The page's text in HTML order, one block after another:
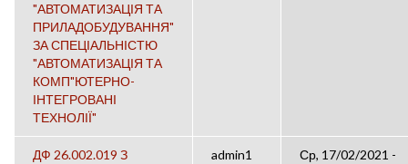
"АВТОМАТИЗАЦІЯ ТА
ПРИЛАДОБУДУВАННЯ"
ЗА СПЕЦІАЛЬНІСТЮ
"АВТОМАТИЗАЦІЯ ТА
КОМП"ЮТЕРНО-
ІНТЕГРОВАНІ
ТЕХНОЛІЇ"
ДФ 26.002.019 З
admin1
Ср, 17/02/2021 -